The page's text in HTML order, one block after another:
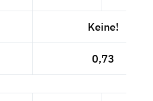
Keine!
0,73